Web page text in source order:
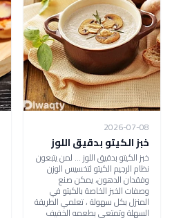
2026-07-08
خبز الكيتو بدقيق اللوز
خبز الكيتو بدقيق اللوز ... لمن يتبعون
نظام الرجيم الكيتو لتخسيس الوزن
وفقدان الدهون، يمكن صنع
وصفات الخبز الخاصة بالكيتو في
المنزل بكل سهولة ، تعلمي الطريقة
السهلة وتمتعي بطعمه الخفيف